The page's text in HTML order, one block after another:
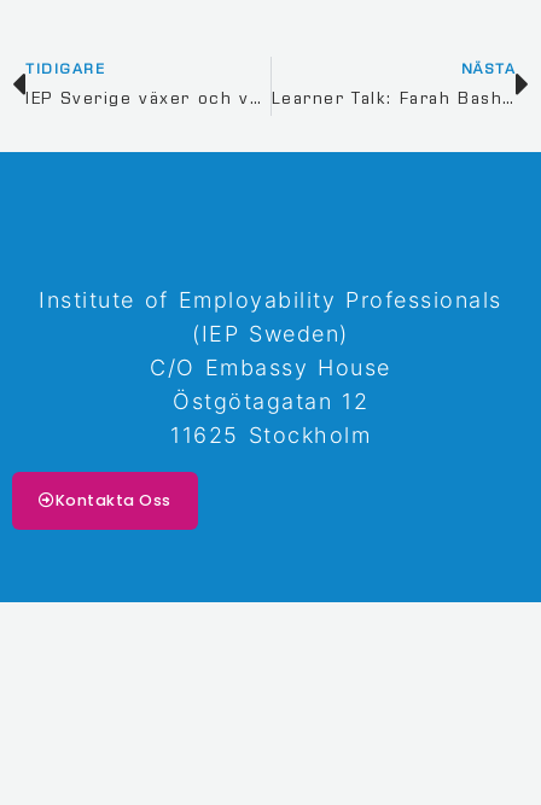
TIDIGARE
IEP Sverige växer och välkomnar Burlöv som vår första medlemskommun samt Annette Ekenberg som vår första kollega i kommuners IEP styrkommitté!
NÄSTA
Learner Talk: Farah Bashwna MIEP
Institute of Employability Professionals
(IEP Sweden)
C/O Embassy House
Östgötagatan 12
11625 Stockholm
Kontakta Oss